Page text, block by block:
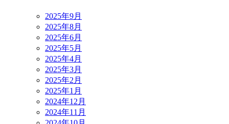
2025年9月
2025年8月
2025年6月
2025年5月
2025年4月
2025年3月
2025年2月
2025年1月
2024年12月
2024年11月